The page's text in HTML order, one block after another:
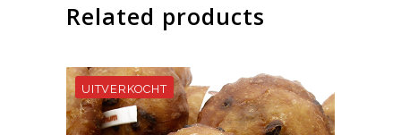
Related products